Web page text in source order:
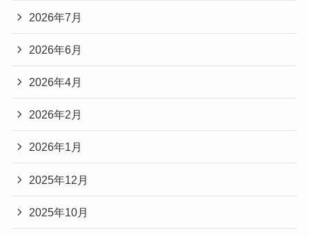
2026年7月
2026年6月
2026年4月
2026年2月
2026年1月
2025年12月
2025年10月